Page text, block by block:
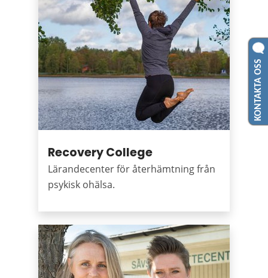
Recovery College
Lärandecenter för återhämtning från
psykisk ohälsa.
KONTAKTA OSS